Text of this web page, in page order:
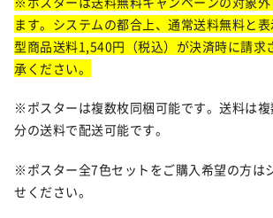
ます。システムの都合上、通常送料無料と
型商品送料1,540円（税込）が決済時に請求
承ください。
※ポスターは複数枚同梱可能です。送料は
分の送料で配送可能です。
※ポスター全7色セットをご購入希望の方は
せください。